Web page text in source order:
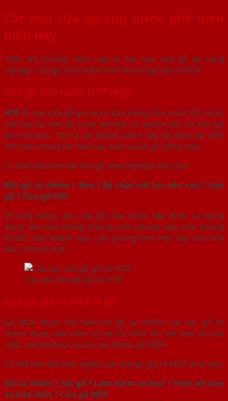
Các loại cửa gỗ chịu nước phổ biến
hiện nay
Trên thị trường hiện nay có hai loại cửa gỗ ép công
nghiệp: Cửa gỗ chịu nước HDF và Cửa gỗ giá rẻ MDF.
Cửa gỗ chịu nước HDF là gì?
HDF là loại cửa gỗ giá rẻ có khả năng chiu nước tốt, được
chế tạo từ ván gỗ công nghiệp có nguồn gốc từ bột gỗ
pha với keo. Tất cả các thành phần này sẽ được ép chặt
với nhau trong lực nén cao, tạo ra ván gỗ vững chắc.
Có thể hiểu tóm tắt cửa gỗ công nghiệp như sau:
Bột gỗ tự nhiên + Keo ? Ép chặt với lực nén cao ? Ván
gỗ ? Cửa gỗ HDF.
Về ứng dụng, loại cửa gỗ chịu nước này được sử dụng
dùng làm cửa thông phòng, cửa phòng ngủ, cửa phòng
khách, cửa khách sạn, cửa phòng làm việc hay cửa nhà
tắm, nhà vệ sinh,…
Cấu tạo cửa gỗ giá rẻ HDF
Cửa gỗ giá rẻ MDF là gì?
Gỗ MDF được chế biến từ gỗ tự nhiên, các sợi gỗ tự
nhiên được làm mền cơ học rồi trộn lẫn với keo và hóa
chất, sau đó được ép lại tạo thành gỗ MDF.
Có thể tóm tắt định nghĩa của cửa gỗ giá rẻ MDF như sau:
Gỗ tự nhiên ? Sợi gỗ ? Làm mềm cơ học ? Trộn với keo
và hóa chất ? Cửa gỗ MDF.